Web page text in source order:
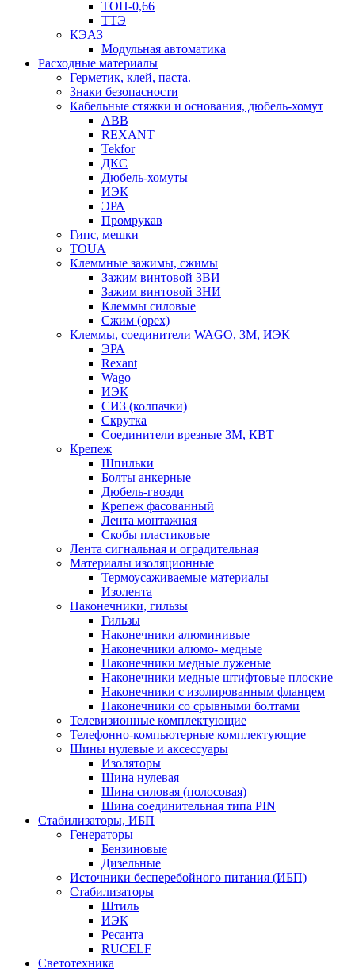
ТОП-0,66
ТТЭ
КЭАЗ
Модульная автоматика
Расходные материалы
Герметик, клей, паста.
Знаки безопасности
Кабельные стяжки и основания, дюбель-хомут
ABB
REXANT
Tekfor
ДКС
Дюбель-хомуты
ИЭК
ЭРА
Промрукав
Гипс, мешки
TOUA
Клеммные зажимы, сжимы
Зажим винтовой ЗВИ
Зажим винтовой ЗНИ
Клеммы силовые
Сжим (орех)
Клеммы, соединители WAGO, 3M, ИЭК
ЭРА
Rexant
Wago
ИЭК
СИЗ (колпачки)
Скрутка
Соединители врезные 3M, КВТ
Крепеж
Шпильки
Болты анкерные
Дюбель-гвозди
Крепеж фасованный
Лента монтажная
Скобы пластиковые
Лента сигнальная и оградительная
Материалы изоляционные
Термоусаживаемые матeриалы
Изолента
Наконечники, гильзы
Гильзы
Наконечники алюминивые
Наконечники алюмо- медные
Наконечники медные луженые
Наконечники медные штифтовые плоские
Наконечники с изолированным фланцем
Наконечники со срывными болтами
Телевизионные комплектующие
Телефонно-компьютерные комплектующие
Шины нулевые и аксессуары
Изоляторы
Шина нулевая
Шина силовая (полосовая)
Шина соединительная типа PIN
Стабилизаторы, ИБП
Генераторы
Бензиновые
Дизельные
Источники бесперебойного питания (ИБП)
Стабилизаторы
Штиль
ИЭК
Ресанта
RUCELF
Светотехника